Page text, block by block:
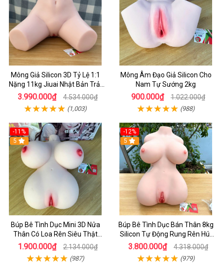
Mông Giả Silicon 3D Tỷ Lệ 1:1
Nặng 11kg Jiuai Nhật Bản Trải
Nghiệm Siêu Thực
3.990.000₫ 4.534.000₫
(1,003)
Mông Âm Đạo Giả Silicon Cho
Nam Tự Sướng 2kg
900.000₫ 1.022.000₫
(988)
-11%
5
Búp Bê Tình Dục Mini 3D Nửa
Thân Có Loa Rên Siêu Thật
Chính Hãng
1.900.000₫ 2.134.000₫
(987)
-12%
5
Búp Bê Tình Dục Bán Thân 8kg
Silicon Tự Động Rung Rên Hút
Nhiệt
3.800.000₫ 4.318.000₫
(979)